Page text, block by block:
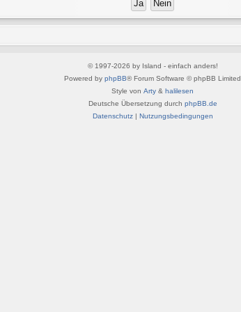
© 1997-2026 by Island - einfach anders!
Powered by phpBB® Forum Software © phpBB Limited
Style von Arty & halilesen
Deutsche Übersetzung durch phpBB.de
Datenschutz| Nutzungsbedingungen